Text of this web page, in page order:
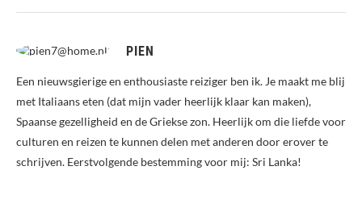
PIEN
Een nieuwsgierige en enthousiaste reiziger ben ik. Je maakt me blij
met Italiaans eten (dat mijn vader heerlijk klaar kan maken),
Spaanse gezelligheid en de Griekse zon. Heerlijk om die liefde voor
culturen en reizen te kunnen delen met anderen door erover te
schrijven. Eerstvolgende bestemming voor mij: Sri Lanka!